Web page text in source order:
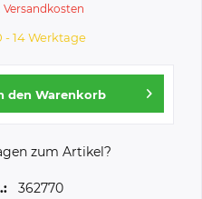
Versandkosten
- 14 Werktage
den Warenkorb
zum Artikel?
362770